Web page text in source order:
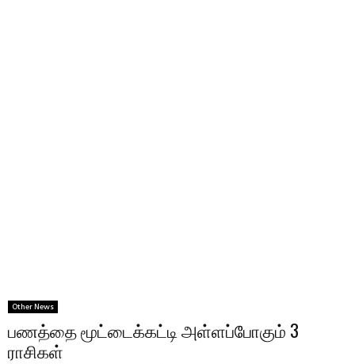
Other News
பணத்தை மூட்டைக்கட்டி அள்ளப்போகும் 3
ராசிகள்